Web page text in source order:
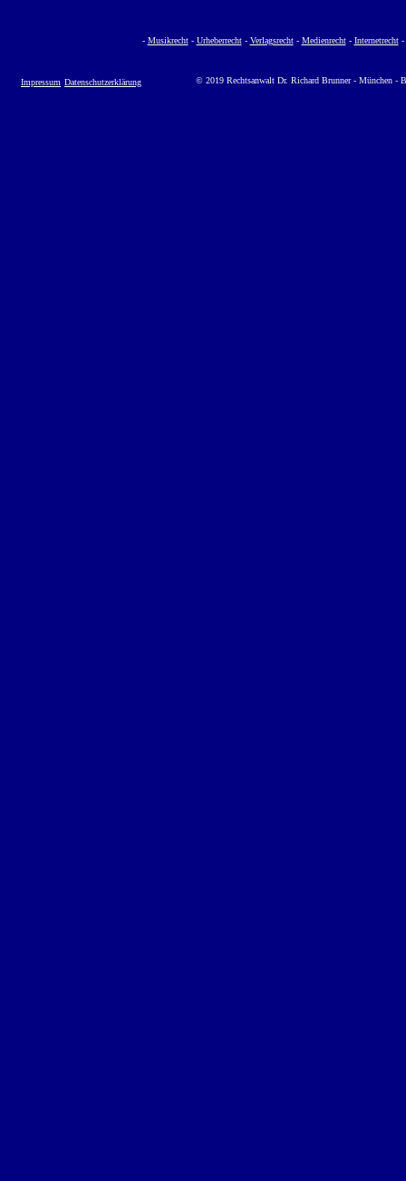
- Musikrecht- Urheberrecht- Verlagsrecht- Medienrecht- Internetrecht-
Impressum Datenschutzerklärung © 2019 Rechtsanwalt Dr. Richard Brunner - München -